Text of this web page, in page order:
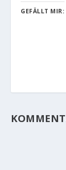
GEFÄLLT MIR: